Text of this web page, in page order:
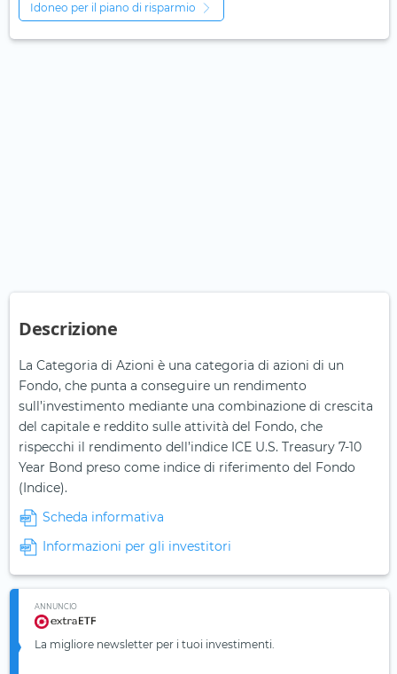
Idoneo per il piano di risparmio
Descrizione
La Categoria di Azioni è una categoria di azioni di un
Fondo, che punta a conseguire un rendimento
sull’investimento mediante una combinazione di crescita
del capitale e reddito sulle attività del Fondo, che
rispecchi il rendimento dell’indice ICE U.S. Treasury 7-10
Year Bond preso come indice di riferimento del Fondo
(Indice).
Scheda informativa
Informazioni per gli investitori
ANNUNCIO
La migliore newsletter per i tuoi investimenti.